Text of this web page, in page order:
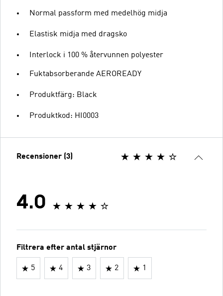
Normal passform med medelhög midja
Elastisk midja med dragsko
Interlock i 100 % återvunnen polyester
Fuktabsorberande AEROREADY
Produktfärg: Black
Produktkod: HI0003
Recensioner (3)
4.0
Filtrera efter antal stjärnor
5 4 3 2 1